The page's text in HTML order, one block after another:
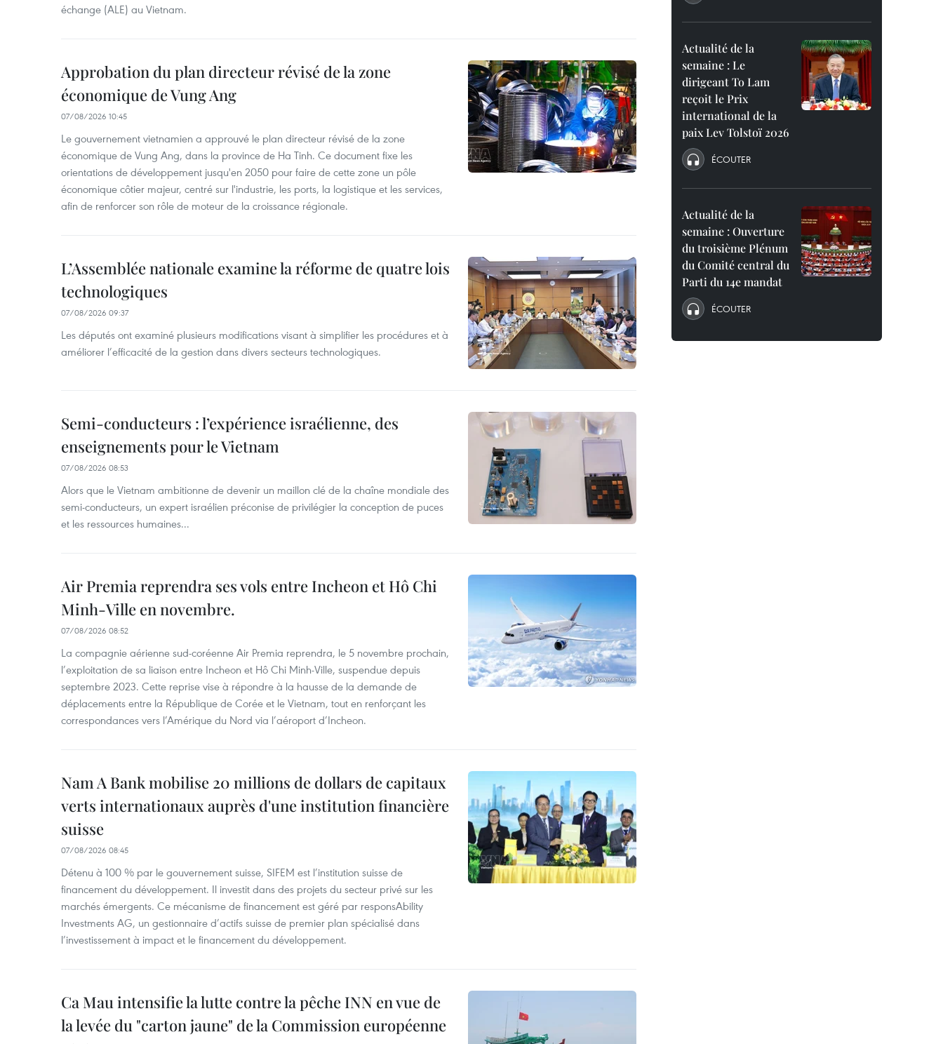
échange (ALE) au Vietnam.
Approbation du plan directeur révisé de la zone
économique de Vung Ang
07/08/2026 10:45
Le gouvernement vietnamien a approuvé le plan directeur révisé de la zone
économique de Vung Ang, dans la province de Ha Tinh. Ce document fixe les
orientations de développement jusqu'en 2050 pour faire de cette zone un pôle
économique côtier majeur, centré sur l'industrie, les ports, la logistique et les services,
afin de renforcer son rôle de moteur de la croissance régionale.
L’Assemblée nationale examine la réforme de quatre lois
technologiques
07/08/2026 09:37
Les députés ont examiné plusieurs modifications visant à simplifier les procédures et à
améliorer l’efficacité de la gestion dans divers secteurs technologiques.
Semi-conducteurs : l’expérience israélienne, des
enseignements pour le Vietnam
07/08/2026 08:53
Alors que le Vietnam ambitionne de devenir un maillon clé de la chaîne mondiale des
semi-conducteurs, un expert israélien préconise de privilégier la conception de puces
et les ressources humaines...
Air Premia reprendra ses vols entre Incheon et Hô Chi
Minh-Ville en novembre.
07/08/2026 08:52
La compagnie aérienne sud-coréenne Air Premia reprendra, le 5 novembre prochain,
l’exploitation de sa liaison entre Incheon et Hô Chi Minh-Ville, suspendue depuis
septembre 2023. Cette reprise vise à répondre à la hausse de la demande de
déplacements entre la République de Corée et le Vietnam, tout en renforçant les
correspondances vers l’Amérique du Nord via l’aéroport d’Incheon.
Nam A Bank mobilise 20 millions de dollars de capitaux
verts internationaux auprès d'une institution financière
suisse
07/08/2026 08:45
Détenu à 100 % par le gouvernement suisse, SIFEM est l’institution suisse de
financement du développement. Il investit dans des projets du secteur privé sur les
marchés émergents. Ce mécanisme de financement est géré par responsAbility
Investments AG, un gestionnaire d’actifs suisse de premier plan spécialisé dans
l’investissement à impact et le financement du développement.
Ca Mau intensifie la lutte contre la pêche INN en vue de
la levée du "carton jaune" de la Commission européenne
Actualité de la
semaine : Le
dirigeant To Lam
reçoit le Prix
international de la
paix Lev Tolstoï 2026
ÉCOUTER
Actualité de la
semaine : Ouverture
du troisième Plénum
du Comité central du
Parti du 14e mandat
ÉCOUTER